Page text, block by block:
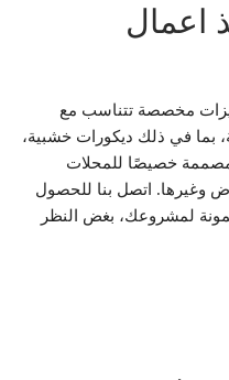
اعمال
مخصصة تتناسب مع
بما في ذلك ديكورات خشبية،
مصممة خصيصًا للمحلات
وغيرها. اتصل بنا للحصول
لمشروعك، بغض النظر